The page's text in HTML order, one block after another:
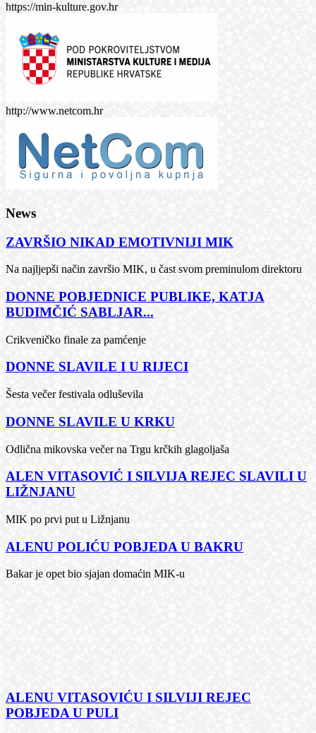
https://min-kulture.gov.hr
http://www.netcom.hr
News
ZAVRŠIO NIKAD EMOTIVNIJI MIK
Na najljepši način završio MIK, u čast svom preminulom direktoru
DONNE POBJEDNICE PUBLIKE, KATJA
BUDIMČIĆ SABLJAR...
Crikveničko finale za pamćenje
DONNE SLAVILE I U RIJECI
Šesta večer festivala odluševila
DONNE SLAVILE U KRKU
Odlična mikovska večer na Trgu krčkih glagoljaša
ALEN VITASOVIĆ I SILVIJA REJEC SLAVILI U
LIŽNJANU
MIK po prvi put u Ližnjanu
ALENU POLIĆU POBJEDA U BAKRU
Bakar je opet bio sjajan domaćin MIK-u
ALENU VITASOVIĆU I SILVIJI REJEC
POBJEDA U PULI